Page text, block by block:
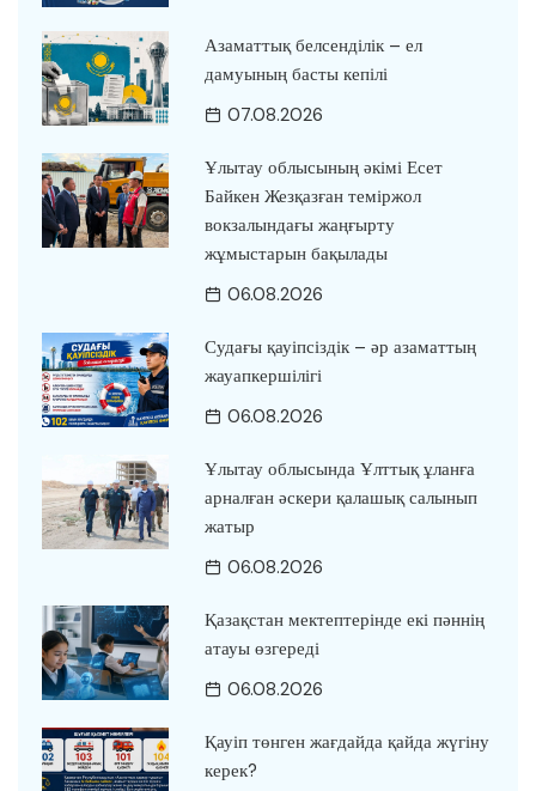
Азаматтық белсенділік – ел
дамуының басты кепілі
07.08.2026
Ұлытау облысының әкімі Есет
Байкен Жезқазған теміржол
вокзалындағы жаңғырту
жұмыстарын бақылады
06.08.2026
Судағы қауіпсіздік – әр азаматтың
жауапкершілігі
06.08.2026
Ұлытау облысында Ұлттық ұланға
арналған әскери қалашық салынып
жатыр
06.08.2026
Қазақстан мектептерінде екі пәннің
атауы өзгереді
06.08.2026
Қауіп төнген жағдайда қайда жүгіну
керек?